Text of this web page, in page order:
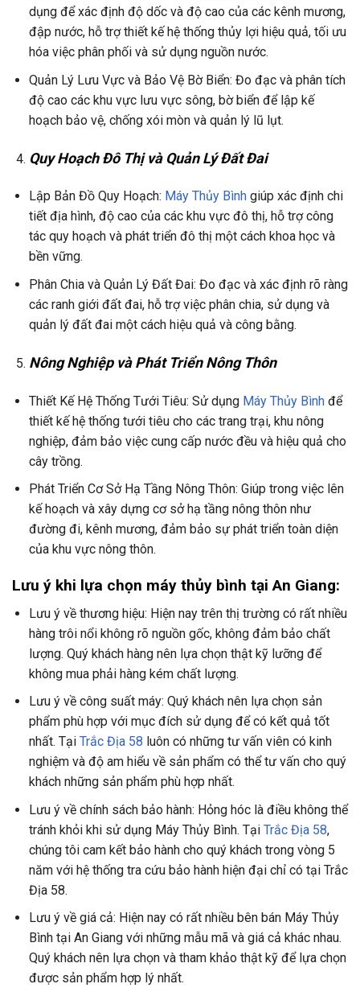
dụng để xác định độ dốc và độ cao của các kênh mương,
đập nước, hỗ trợ thiết kế hệ thống thủy lợi hiệu quả, tối ưu
hóa việc phân phối và sử dụng nguồn nước.
Quản Lý Lưu Vực và Bảo Vệ Bờ Biển: Đo đạc và phân tích
độ cao các khu vực lưu vực sông, bờ biển để lập kế
hoạch bảo vệ, chống xói mòn và quản lý lũ lụt.
Quy Hoạch Đô Thị và Quản Lý Đất Đai
Lập Bản Đồ Quy Hoạch: Máy Thủy Bìnhgiúp xác định chi
tiết địa hình, độ cao của các khu vực đô thị, hỗ trợ công
tác quy hoạch và phát triển đô thị một cách khoa học và
bền vững.
Phân Chia và Quản Lý Đất Đai: Đo đạc và xác định rõ ràng
các ranh giới đất đai, hỗ trợ việc phân chia, sử dụng và
quản lý đất đai một cách hiệu quả và công bằng.
Nông Nghiệp và Phát Triển Nông Thôn
Thiết Kế Hệ Thống Tưới Tiêu: Sử dụng Máy Thủy Bìnhđể
thiết kế hệ thống tưới tiêu cho các trang trại, khu nông
nghiệp, đảm bảo việc cung cấp nước đều và hiệu quả cho
cây trồng.
Phát Triển Cơ Sở Hạ Tầng Nông Thôn: Giúp trong việc lên
kế hoạch và xây dựng cơ sở hạ tầng nông thôn như
đường đi, kênh mương, đảm bảo sự phát triển toàn diện
của khu vực nông thôn.
Lưu ý khi lựa chọn máy thủy bình tại An Giang:
Lưu ý về thương hiệu: Hiện nay trên thị trường có rất nhiều
hàng trôi nổi không rõ nguồn gốc, không đảm bảo chất
lượng. Quý khách hàng nên lựa chọn thật kỹ lưỡng để
không mua phải hàng kém chất lượng.
Lưu ý về công suất máy: Quý khách nên lựa chọn sản
phẩm phù hợp với mục đích sử dụng để có kết quả tốt
nhất. Tại Trắc Địa 58 luôn có những tư vấn viên có kinh
nghiệm và độ am hiểu về sản phẩm có thể tư vấn cho quý
khách những sản phẩm phù hợp nhất.
Lưu ý về chính sách bảo hành: Hỏng hóc là điều không thể
tránh khỏi khi sử dụng Máy Thủy Bình. Tại Trắc Địa 58,
chúng tôi cam kết bảo hành cho quý khách trong vòng 5
năm với hệ thống tra cứu bảo hành hiện đại chỉ có tại Trắc
Địa 58.
Lưu ý về giá cả: Hiện nay có rất nhiều bên bán Máy Thủy
Bình tại An Giang với những mẫu mã và giá cả khác nhau.
Quý khách nên lựa chọn và tham khảo thật kỹ để lựa chọn
được sản phẩm hợp lý nhất.